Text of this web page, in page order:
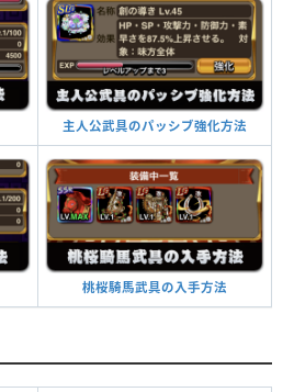
主人公武具のパッシブ強化方法
桃桜騎馬武具の入手方法